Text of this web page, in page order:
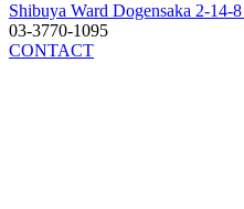
Shibuya Ward Dogensaka 2-14-
03-3770-1095
CONTACT